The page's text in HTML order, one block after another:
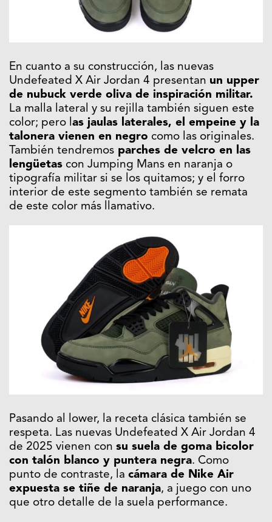
En cuanto a su construcción, las nuevas
Undefeated X Air Jordan 4 presentan un upper
de nubuck verde oliva de inspiración militar.
La malla lateral y su rejilla también siguen este
color; pero las jaulas laterales, el empeine y la
talonera vienen en negro como las originales.
También tendremos parches de velcro en las
lengüetas con Jumping Mans en naranja o
tipografía militar si se los quitamos; y el forro
interior de este segmento también se remata
de este color más llamativo.
Pasando al lower, la receta clásica también se
respeta. Las nuevas Undefeated X Air Jordan 4
de 2025 vienen con su suela de goma bicolor
con talón blanco y puntera negra. Como
punto de contraste, la cámara de Nike Air
expuesta se tiñe de naranja, a juego con uno
que otro detalle de la suela performance.